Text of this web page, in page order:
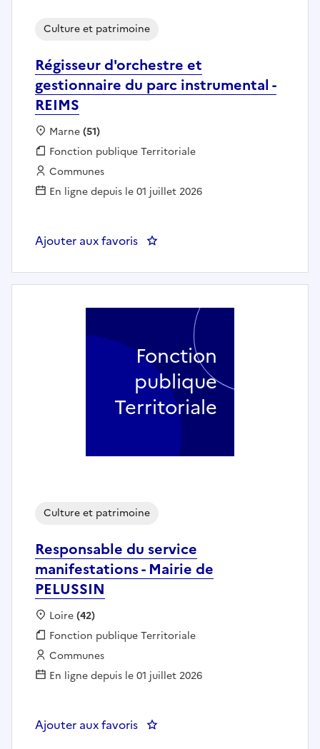
Régisseur d'orchestre et
gestionnaire du parc instrumental -
REIMS
Culture et patrimoine
Localisation :
Marne(51)
Fonction publique :
Fonction publique Territoriale
Employeur :
Communes
En ligne depuis le 01 juillet 2026
Ajouter aux favoris : Régisseur d'orchestre et
Responsable du service
manifestations - Mairie de
PELUSSIN
Culture et patrimoine
Localisation :
Loire(42)
Fonction publique :
Fonction publique Territoriale
Employeur :
Communes
En ligne depuis le 01 juillet 2026
Ajouter aux favoris : Responsable du service
Fonction
publique
Territoriale